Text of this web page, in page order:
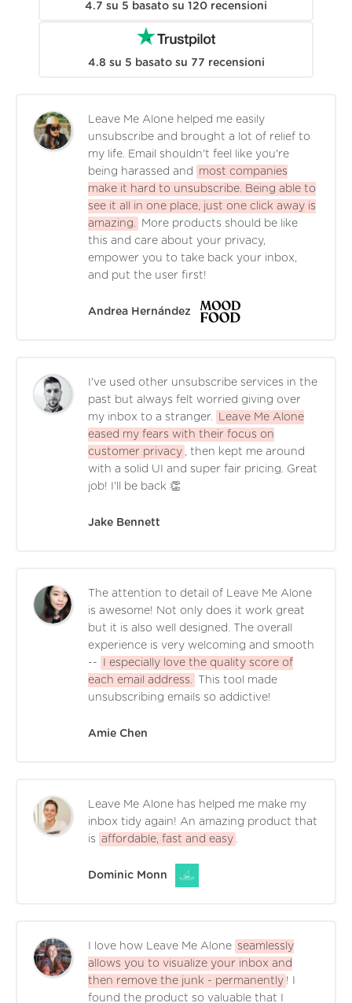
4.7 su 5 basato su 120 recensioni
4.8 su 5 basato su 77 recensioni
Leave Me Alone helped me easily
unsubscribe and brought a lot of relief to
my life. Email shouldn't feel like you're
being harassed and
most companies
make it hard to unsubscribe. Being able to
see it all in one place, just one click away is
amazing.
More products should be like
this and care about your privacy,
empower you to take back your inbox,
and put the user first!
Andrea Hernández
I've used other unsubscribe services in the
past but always felt worried giving over
my inbox to a stranger.
Leave Me Alone
eased my fears with their focus on
customer privacy , then kept me around
with a solid UI and super fair pricing. Great
job! I'll be back 👏
Jake Bennett
The attention to detail of Leave Me Alone
is awesome! Not only does it work great
but it is also well designed. The overall
experience is very welcoming and smooth
--
I especially love the quality score of
each email address.
This tool made
unsubscribing emails so addictive!
Amie Chen
Leave Me Alone has helped me make my
inbox tidy again! An amazing product that
is affordable, fast and easy .
Dominic Monn
I love how Leave Me Alone seamlessly
allows you to visualize your inbox and
then remove the junk - permanently ! I
found the product so valuable that I